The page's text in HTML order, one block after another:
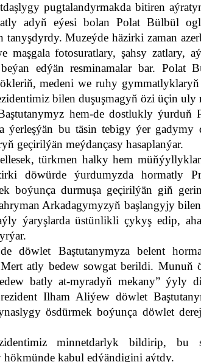
pugtalandyrmakda bitiren
adyň eýesi bolan Polat Bülbül
tanyşdyrdy. Muzeýde häzirki zaman
maşgala fotosuratlary, şahsy zatlary,
edýän resminamalar bar. Polat
medeni we ruhy
bilen duşuşmagyň özi üçin uly
hem-de dostlukly ýurduň
ýerleşýän bu täsin tebigy ýer
geçirilýän meýdançasy hasaplanýar.
türkmen halky hem
döwürde ýurdumyzda hormatly
boýunça durmuşa geçirilýän giň
Arkadagymyzyň başlangyjy
ýaryşlarda üstünlikli çykyş edip,
döwlet Baştutanymyza belent
atly bedew sowgat berildi. Munuň
batly at-myradyň mekany” ýyly
Ilham Aliýew döwlet
ösdürmek boýunça döwlet
minnetdarlyk bildirip, bu
kabul edýändigini aýtdy.